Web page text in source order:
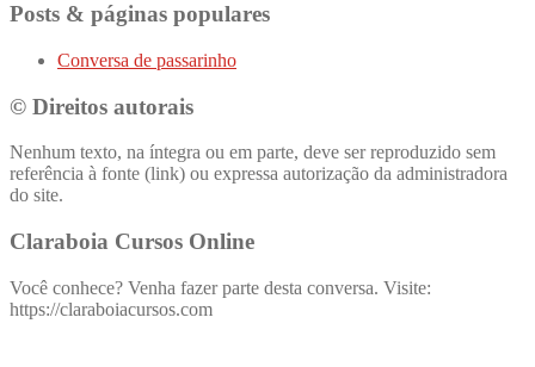
Posts & páginas populares
Conversa de passarinho
© Direitos autorais
Nenhum texto, na íntegra ou em parte, deve ser reproduzido sem
referência à fonte (link) ou expressa autorização da administradora
do site.
Claraboia Cursos Online
Você conhece? Venha fazer parte desta conversa. Visite:
https://claraboiacursos.com